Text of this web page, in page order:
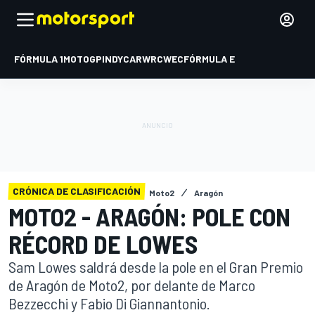
FÓRMULA 1MOTOGPINDYCARWRCWECFÓRMULA E
CRÓNICA DE CLASIFICACIÓN Moto2 Aragón
MOTO2 - ARAGÓN: POLE CON
RÉCORD DE LOWES
Sam Lowes saldrá desde la pole en el Gran Premio
de Aragón de Moto2, por delante de Marco
Bezzecchi y Fabio Di Giannantonio.